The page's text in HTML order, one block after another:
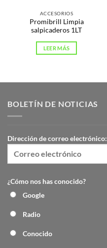
ACCESORIOS
Promibrill Limpia
salpicaderos 1LT
LEER MÁS
BOLETÍN DE NOTICIAS
Dirección de correo electrónico:
¿Cómo nos has conocido?
Google
Radio
Conocido